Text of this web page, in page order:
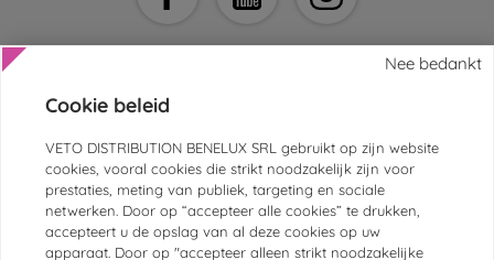
HULP EN CONTACT
KLANTENSERVICE
DIERENARTSEN EN -ASSISTENTEN
VEILIGE BETALINGEN
Nee bedankt
Cookie beleid
VETO DISTRIBUTION BENELUX SRL gebruikt op zijn website
cookies, vooral cookies die strikt noodzakelijk zijn voor
prestaties, meting van publiek, targeting en sociale
netwerken. Door op “accepteer alle cookies” te drukken,
accepteert u de opslag van al deze cookies op uw
apparaat. Door op "accepteer alleen strikt noodzakelijke